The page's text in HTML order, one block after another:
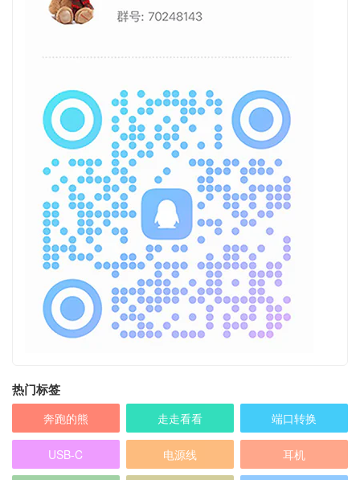
热门标签
奔跑的熊 走走看看 端口转换
USB-C 电源线 耳机